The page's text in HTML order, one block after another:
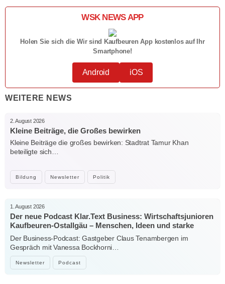
WSK NEWS APP
Holen Sie sich die Wir sind Kaufbeuren App kostenlos auf Ihr
Smartphone!
Android iOS
WEITERE NEWS
Bildung Newsletter Politik
2. August 2026
Kleine Beiträge, die Großes bewirken
Kleine Beiträge die großes bewirken: Stadtrat Tamur Khan
beteiligte sich…
Newsletter Podcast
1. August 2026
Der neue Podcast Klar.Text Business: Wirtschaftsjunioren
Kaufbeuren-Ostallgäu – Menschen, Ideen und starke
Verbindungen
Der Business-Podcast: Gastgeber Claus Tenambergen im
Gespräch mit Vanessa Bockhorni…